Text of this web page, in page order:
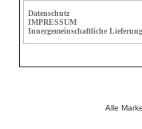
Datenschutz
IMPRESSUM
Innergemeinschaftliche Lieferung
Alle